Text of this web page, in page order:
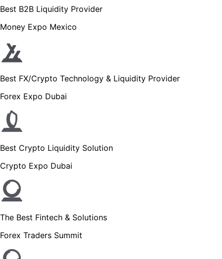
Best B2B Liquidity Provider
Money Expo Mexico
Best FX/Crypto Technology & Liquidity Provider
Forex Expo Dubai
Best Crypto Liquidity Solution
Crypto Expo Dubai
The Best Fintech & Solutions
Forex Traders Summit